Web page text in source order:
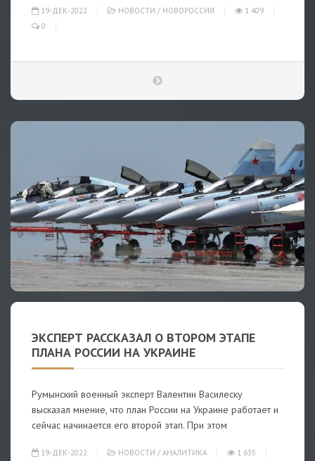
19-ДЕК-2022 НОВОСТИ / НОВОРОССИЯ
1 409
0
ЭКСПЕРТ РАССКАЗАЛ О ВТОРОМ ЭТАПЕ
ПЛАНА РОССИИ НА УКРАИНЕ
Румынский военный эксперт Валентин Василеску
высказал мнение, что план России на Украине работает и
сейчас начинается его второй этап. При этом
19-ДЕК-2022 НОВОСТИ / АНАЛИТИКА 1 635